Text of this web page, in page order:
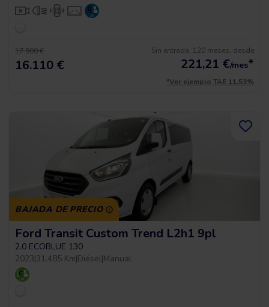
17.900 €
16.110 €
Sin entrada, 120 meses, desde
221,21 €/mes*
*Ver ejemplo TAE 11,53%
BAJADA DE PRECIO
Ford Transit Custom Trend L2h1 9pl
2.0 ECOBLUE 130
2023|31.485 Km|Diésel|Manual